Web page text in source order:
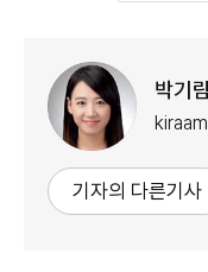
박기
기자의 다른기사